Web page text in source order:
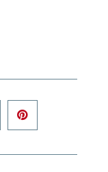
LinkedIn